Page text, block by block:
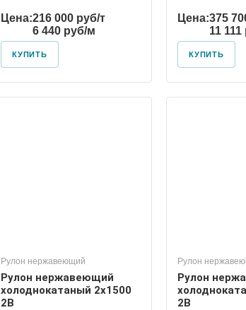
Цена:216 000 руб/т
6 440 руб/м
КУПИТЬ
Цена:375
11
КУПИТЬ
Рулон нержавеющий
Рулон нержавеющий
холоднокатаный 2х1500
2В
Рулон
Рулон
2В